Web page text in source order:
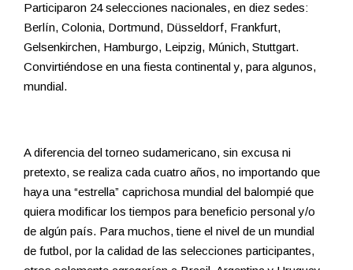
Participaron 24 selecciones nacionales, en diez sedes:
Berlín, Colonia, Dortmund, Düsseldorf, Frankfurt,
Gelsenkirchen, Hamburgo, Leipzig, Múnich, Stuttgart.
Convirtiéndose en una fiesta continental y, para algunos,
mundial.
A diferencia del torneo sudamericano, sin excusa ni
pretexto, se realiza cada cuatro años, no importando que
haya una “estrella” caprichosa mundial del balompié que
quiera modificar los tiempos para beneficio personal y/o
de algún país. Para muchos, tiene el nivel de un mundial
de futbol, por la calidad de las selecciones participantes,